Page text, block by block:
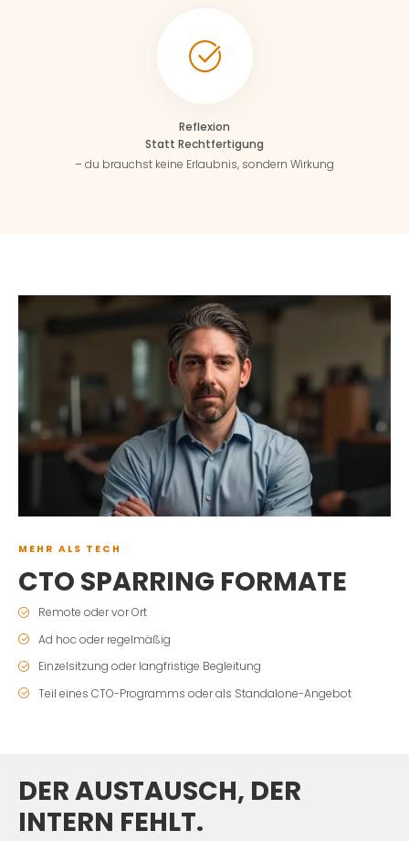
Reflexion
Statt Rechtfertigung
– du brauchst keine Erlaubnis, sondern Wirkung
MEHR ALS TECH
CTO SPARRING FORMATE
Remote oder vor Ort
Ad hoc oder regelmäßig
Einzelsitzung oder langfristige Begleitung
Teil eines CTO-Programms oder als Standalone-Angebot
DER AUSTAUSCH, DER
INTERN FEHLT.